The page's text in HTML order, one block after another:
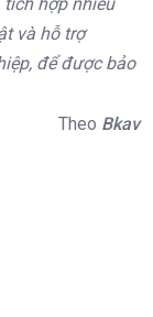
và hỗ trợ
để được bảo
Theo Bkav